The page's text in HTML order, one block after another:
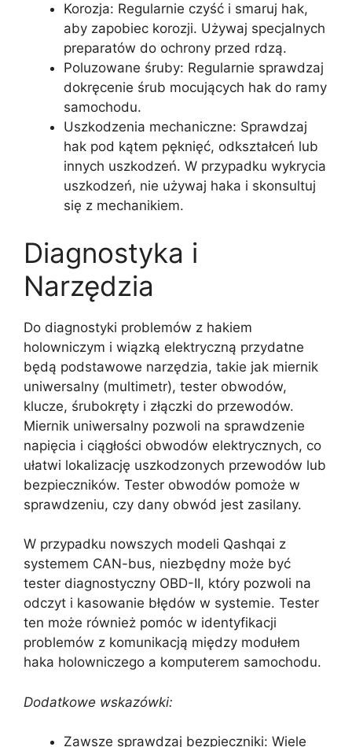
Korozja: Regularnie czyść i smaruj hak,
aby zapobiec korozji. Używaj specjalnych
preparatów do ochrony przed rdzą.
Poluzowane śruby: Regularnie sprawdzaj
dokręcenie śrub mocujących hak do ramy
samochodu.
Uszkodzenia mechaniczne: Sprawdzaj
hak pod kątem pęknięć, odkształceń lub
innych uszkodzeń. W przypadku wykrycia
uszkodzeń, nie używaj haka i skonsultuj
się z mechanikiem.
Diagnostyka i
Narzędzia
Do diagnostyki problemów z hakiem
holowniczym i wiązką elektryczną przydatne
będą podstawowe narzędzia, takie jak miernik
uniwersalny (multimetr), tester obwodów,
klucze, śrubokręty i złączki do przewodów.
Miernik uniwersalny pozwoli na sprawdzenie
napięcia i ciągłości obwodów elektrycznych, co
ułatwi lokalizację uszkodzonych przewodów lub
bezpieczników. Tester obwodów pomoże w
sprawdzeniu, czy dany obwód jest zasilany.
W przypadku nowszych modeli Qashqai z
systemem CAN-bus, niezbędny może być
tester diagnostyczny OBD-II, który pozwoli na
odczyt i kasowanie błędów w systemie. Tester
ten może również pomóc w identyfikacji
problemów z komunikacją między modułem
haka holowniczego a komputerem samochodu.
Dodatkowe wskazówki:
Zawsze sprawdzaj bezpieczniki: Wiele